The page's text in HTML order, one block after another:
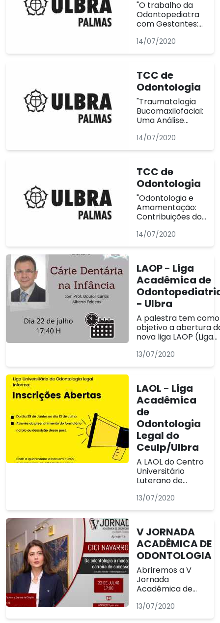
Curso (TCC)
avaliados por
banca de
professores,
"O trabalho da
Odontopediatra
com Gestantes:
Literatura" é
tema de TCC de
acadêmicos de
Odontologia têm
os Trabalhos de
Conclusão de
Curso (TCC)
avaliados por
banca de
professores,
14/07/2020
TCC de
Odontologia
"Traumatologia
Bucomaxilofacial:
Uma Análise
dos Pacientes
Atendidos Pelo
Palmas Dr
Francisco Ayres"
é tema de TCC
de Odontologia,
os acadêmicos
de Odontologia
têm os Trabalhos
de Conclusão de
14/07/2020
TCC de
Odontologia
"Odontologia e
Amamentação:
Contribuições do
no Banco de Leite
Humano" é tema
Odontologia, os
acadêmicos de
Odontologia têm
os Trabalhos de
Conclusão de
Curso (TCC)
avaliados por
banca de...
14/07/2020
LAOP - Liga
Acadêmica de
- Ulbra
A palestra tem como
objetivo a abertura
nova liga LAOP (Liga
Odontopediatria -
Ulbra), acontecerá
17:40h atráves de
reunião no Google
Meet, com a
participação especial
do Prof. Dr. Carlos
Alberto Feldens. ...
13/07/2020
LAOL - Liga
Acadêmica
de
Odontologia
Legal do
Ceulp/Ulbra
A LAOL do Centro
Universitário
Luterano de
inscrições para
admissão de
Podem se
inscrever alunos
regularmente
matriculados no
curso de
Odontologia, a
partir do 2°
período. As
inscrições
estarão...
13/07/2020
V JORNADA
ACADÊMICA DE
ODONTOLOGIA
Abriremos a V
Jornada
Acadêmica de
CEULP/ULBRA com
chave de ouro! A
13/07/2020